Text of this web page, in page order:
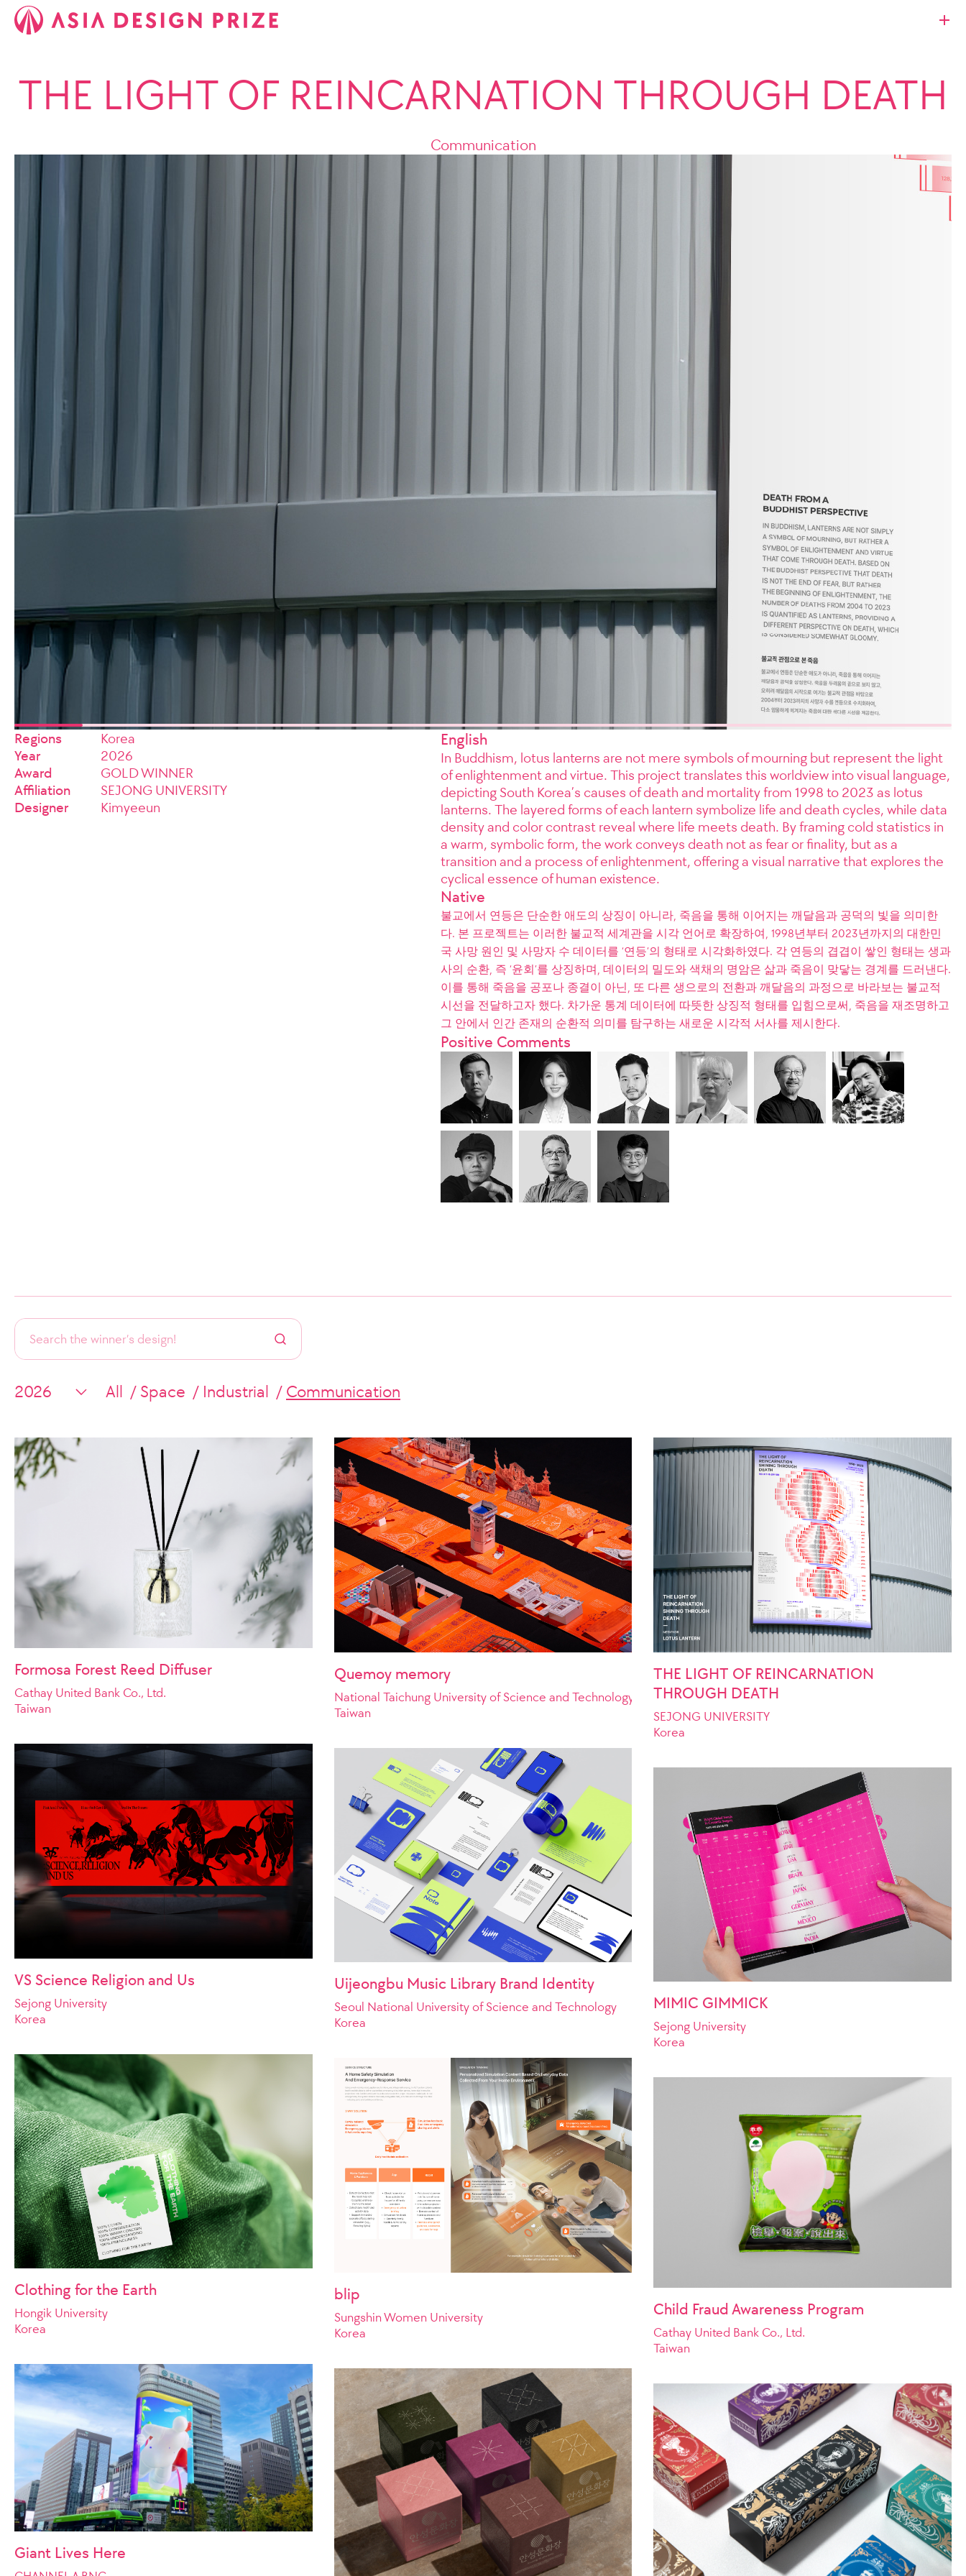
THE LIGHT OF REINCARNATION THROUGH DEATH
Communication
Regions
Korea
Year
2026
Award
GOLD WINNER
Affiliation
SEJONG UNIVERSITY
Designer
Kimyeeun
English
In Buddhism, lotus lanterns are not mere symbols of mourning but represent the light
of enlightenment and virtue. This project translates this worldview into visual language,
depicting South Korea’s causes of death and mortality from 1998 to 2023 as lotus
lanterns. The layered forms of each lantern symbolize life and death cycles, while data
density and color contrast reveal where life meets death. By framing cold statistics in
a warm, symbolic form, the work conveys death not as fear or finality, but as a
transition and a process of enlightenment, offering a visual narrative that explores the
cyclical essence of human existence.
Native
불교에서 연등은 단순한 애도의 상징이 아니라, 죽음을 통해 이어지는 깨달음과 공덕의 빛을 의미한
다. 본 프로젝트는 이러한 불교적 세계관을 시각 언어로 확장하여, 1998년부터 2023년까지의 대한민
국 사망 원인 및 사망자 수 데이터를 ‘연등’의 형태로 시각화하였다. 각 연등의 겹겹이 쌓인 형태는 생과
사의 순환, 즉 ‘윤회’를 상징하며, 데이터의 밀도와 색채의 명암은 삶과 죽음이 맞닿는 경계를 드러낸다.
이를 통해 죽음을 공포나 종결이 아닌, 또 다른 생으로의 전환과 깨달음의 과정으로 바라보는 불교적
시선을 전달하고자 했다. 차가운 통계 데이터에 따뜻한 상징적 형태를 입힘으로써, 죽음을 재조명하고
그 안에서 인간 존재의 순환적 의미를 탐구하는 새로운 시각적 서사를 제시한다.
Positive Comments
All Space Industrial Communication
Formosa Forest Reed Diffuser
Cathay United Bank Co., Ltd.
Taiwan
Quemoy memory
National Taichung University of Science and Technology
Taiwan
THE LIGHT OF REINCARNATION
THROUGH DEATH
SEJONG UNIVERSITY
Korea
VS Science Religion and Us
Sejong University
Korea
Uijeongbu Music Library Brand Identity
Seoul National University of Science and Technology
Korea
MIMIC GIMMICK
Sejong University
Korea
Clothing for the Earth
Hongik University
Korea
blip
Sungshin Women University
Korea
Child Fraud Awareness Program
Cathay United Bank Co., Ltd.
Taiwan
Giant Lives Here